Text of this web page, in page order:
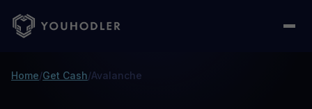
Home/Get Cash/Avalanche